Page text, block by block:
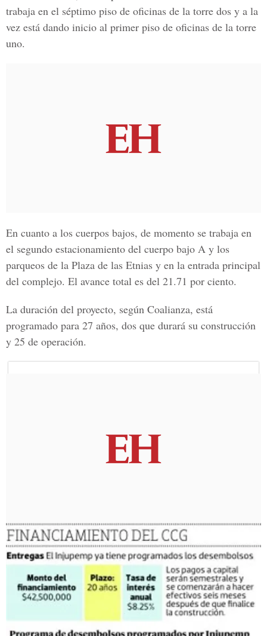
trabaja en el séptimo piso de oficinas de la torre dos y a la
vez está dando inicio al primer piso de oficinas de la torre
uno.
En cuanto a los cuerpos bajos, de momento se trabaja en
el segundo estacionamiento del cuerpo bajo A y los
parqueos de la Plaza de las Etnias y en la entrada principal
del complejo. El avance total es del 21.71 por ciento.
La duración del proyecto, según Coalianza, está
programado para 27 años, dos que durará su construcción
y 25 de operación.